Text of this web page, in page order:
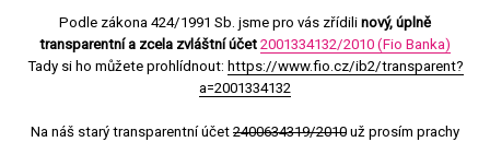
Podle zákona 424/1991 Sb. jsme pro vás zřídili nový, úplně
transparentní a zcela zvláštní účet 2001334132/2010 (Fio Banka)
Tady si ho můžete prohlídnout: https://www.fio.cz/ib2/transparent?
a=2001334132
Na náš starý transparentní účet 2400634319/2010 už prosím prachy